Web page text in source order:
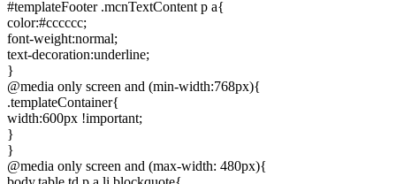
#templateFooter .mcnTextContent p a{
color:#cccccc;
font-weight:normal;
text-decoration:underline;
}
@media only screen and (min-width:768px){
.templateContainer{
width:600px !important;
}
}
@media only screen and (max-width: 480px){